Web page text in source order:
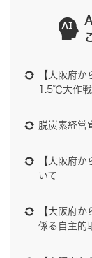
【大阪府
1.5℃大作戦
脱炭素経営
【大阪府
いて
【大阪府
係る自主的